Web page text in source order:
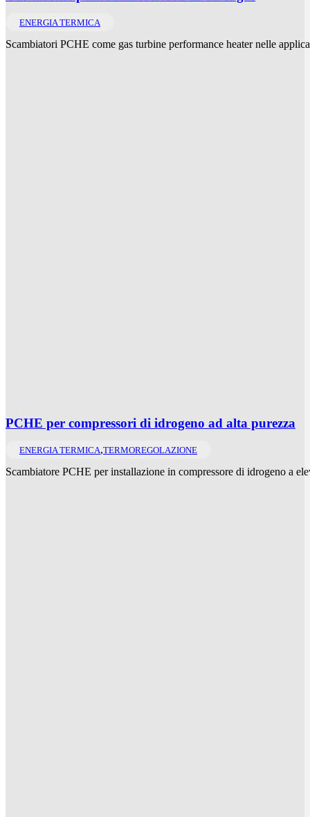
ENERGIA TERMICA
Scambiatori PCHE come gas turbine performance heater nelle
PCHE per compressori di idrogeno ad alta purezza
ENERGIA TERMICA,TERMOREGOLAZIONE
Scambiatore PCHE per installazione in compressore di idrogeno a